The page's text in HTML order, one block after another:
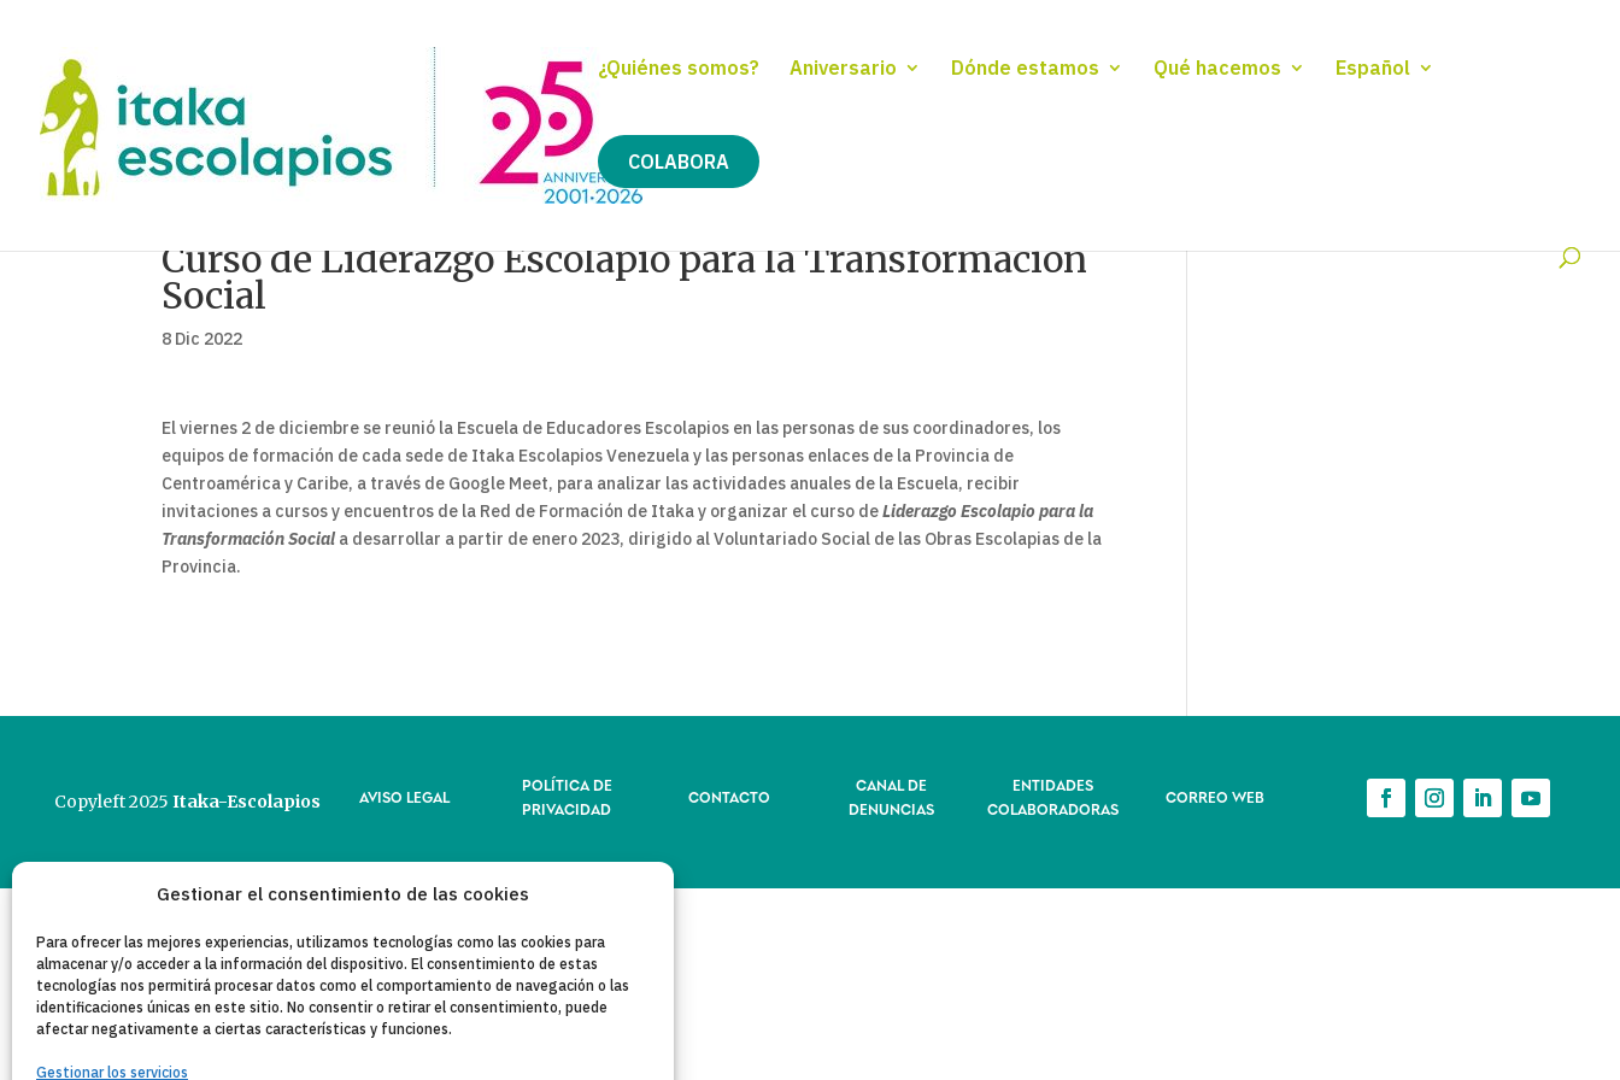
Gestionar el consentimiento de las cookies
Para ofrecer las mejores experiencias, utilizamos tecnologías como las cookies para
almacenar y/o acceder a la información del dispositivo. El consentimiento de estas
tecnologías nos permitirá procesar datos como el comportamiento de navegación o las
identificaciones únicas en este sitio. No consentir o retirar el consentimiento, puede
afectar negativamente a ciertas características y funciones.
Gestionar los servicios
¿Quiénes somos? Aniversario Dónde estamos Qué hacemos Español
COLABORA
Curso de Liderazgo Escolapio para la Transformación
Social
8 Dic 2022
El viernes 2 de diciembre se reunió la Escuela de Educadores Escolapios en las personas de sus coordinadores, los
equipos de formación de cada sede de Itaka Escolapios Venezuela y las personas enlaces de la Provincia de
Centroamérica y Caribe, a través de Google Meet, para analizar las actividades anuales de la Escuela, recibir
invitaciones a cursos y encuentros de la Red de Formación de Itaka y organizar el curso deLiderazgo Escolapio para la
Transformación Social a desarrollar a partir de enero 2023, dirigido al Voluntariado Social de las Obras Escolapias de la
Provincia.
Copyleft 2025 Itaka-Escolapios AVISO LEGAL
POLÍTICA DE
PRIVACIDAD
CONTACTO
CANAL DE
DENUNCIAS
ENTIDADES
COLABORADORAS
CORREO WEB